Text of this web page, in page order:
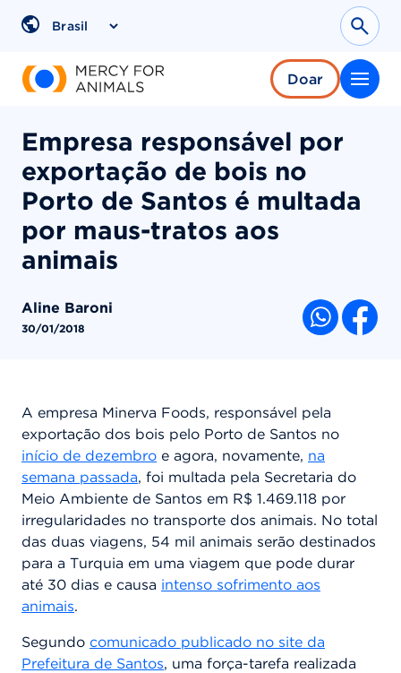
para
Region
Doar
Empresa responsável por
exportação de bois no
Porto de Santos é multada
por maus-tratos aos
animais
Aline Baroni
30/01/2018
A empresa Minerva Foods, responsável pela
exportação dos bois pelo Porto de Santos no
início de dezembro e agora, novamente, na
semana passada, foi multada pela Secretaria do
Meio Ambiente de Santos em R$ 1.469.118 por
irregularidades no transporte dos animais. No total
das duas viagens, 54 mil animais serão destinados
para a Turquia em uma viagem que pode durar
até 30 dias e causa intenso sofrimento aos
animais.
Segundo comunicado publicado no site da
Prefeitura de Santos, uma força-tarefa realizada